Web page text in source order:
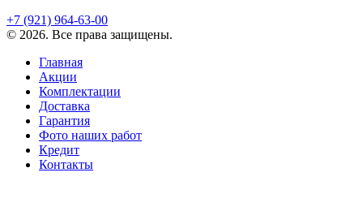
+7 (921) 964-63-00
© 2026. Все права защищены.
Главная
Акции
Комплектации
Доставка
Гарантия
Фото наших работ
Кредит
Контакты